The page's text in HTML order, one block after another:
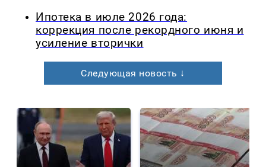
Ипотека в июле 2026 года:
коррекция после рекордного июня и
усиление вторички
Следующая новость ↓